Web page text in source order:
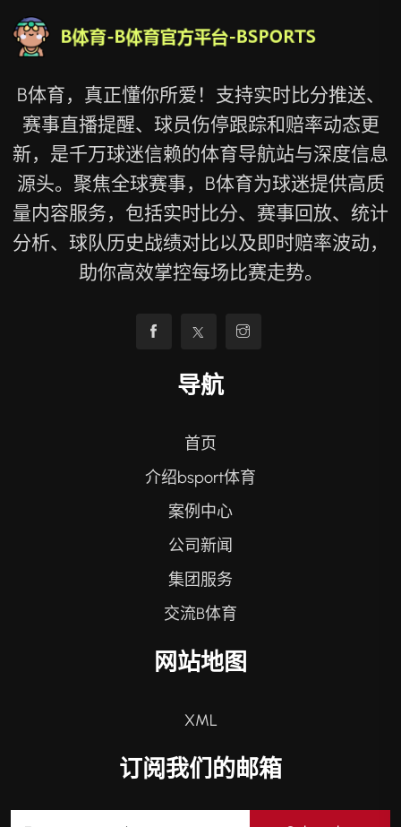
B体育，真正懂你所爱！支持实时比分推送、
赛事直播提醒、球员伤停跟踪和赔率动态更
新，是千万球迷信赖的体育导航站与深度信息
源头。聚焦全球赛事，B体育为球迷提供高质
量内容服务，包括实时比分、赛事回放、统计
分析、球队历史战绩对比以及即时赔率波动，
助你高效掌控每场比赛走势。
导航
首页
介绍bsport体育
案例中心
公司新闻
集团服务
交流B体育
网站地图
XML
订阅我们的邮箱